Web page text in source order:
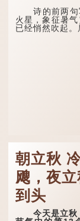
诗的前两句写
火星，象征暑
已经悄然吹起
朝立秋
飕，夜
到头
今天是立秋